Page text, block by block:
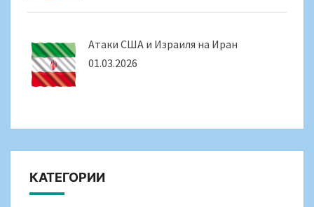
Атаки США и Израиля на Иран
01.03.2026
КАТЕГОРИИ